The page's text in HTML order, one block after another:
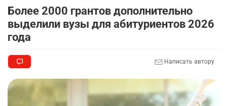
Более 2000 грантов дополнительно
выделили вузы для абитуриентов 2026
года
Написать автору